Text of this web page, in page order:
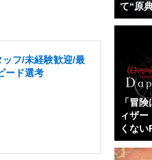
フ/未経験歓迎/最
ード選考
て“原
「冒
ィザ
くな